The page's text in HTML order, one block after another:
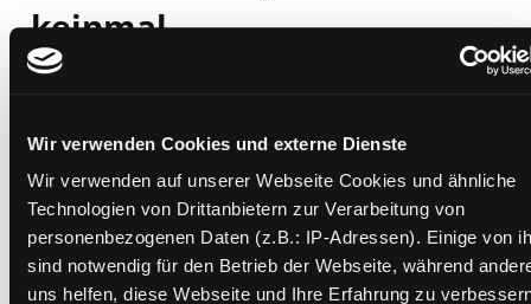
Wir verwenden Cookies und externe Dienste
Wir verwenden auf unserer Webseite Cookies und ähnliche
Technologien von Drittanbietern zur Verarbeitung von
personenbezogenen Daten (z.B.: IP-Adressen). Einige von
sind notwendig für den Betrieb der Webseite, während
uns helfen, diese Webseite und Ihre Erfahrung zu
keinmal...
ein multikulturelles Lese- und Arbeitsbuch ;
serbischen und slowenischen Sprachraum
Mediengruppe:Sachbuch
Übergeordnetes Werk:Reise durch die Märchenwelt
Beschreibung ein-/ausblenden